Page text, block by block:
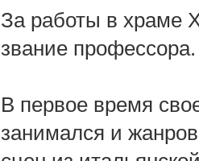
За работы в храме
звание профессора.
В первое время
занимался и